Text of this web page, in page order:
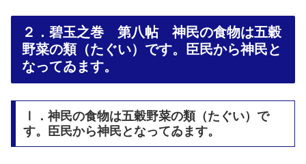
２．碧玉之巻 第八帖 神民の食物は五穀
野菜の類（たぐい）です。臣民から神民と
なってゐます。
Ⅰ．神民の食物は五穀野菜の類（たぐい）で
す。臣民から神民となってゐます。